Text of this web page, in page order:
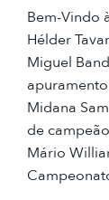
Bem-Vindo
Hélder
Miguel
Midana
de
Mário